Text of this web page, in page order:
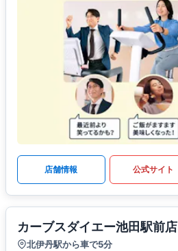
店舗情報 公式サイト
カーブスダイエー池田駅前店
北伊丹駅から車で5分